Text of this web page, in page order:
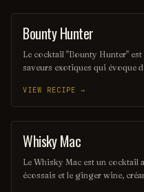
COCKTAIL
Bounty Hunter
Le cocktail "Bounty Hunter"
saveurs exotiques qui évoque
expérience rafraîchissante et
de cocktails d'été. Sa
font un véritable trésor à
VIEW RECIPE →
ORDINARY DRINK
Whisky Mac
Le Whisky Mac est un cocktail
écossais et le ginger wine,